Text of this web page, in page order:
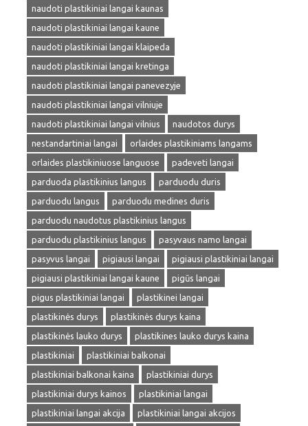
naudoti plastikiniai langai kaunas
naudoti plastikiniai langai kaune
naudoti plastikiniai langai klaipeda
naudoti plastikiniai langai kretinga
naudoti plastikiniai langai panevezyje
naudoti plastikiniai langai vilniuje
naudoti plastikiniai langai vilnius
naudotos durys
nestandartiniai langai
orlaides plastikiniams langams
orlaides plastikiniuose languose
padeveti langai
parduoda plastikinius langus
parduodu duris
parduodu langus
parduodu medines duris
parduodu naudotus plastikinius langus
parduodu plastikinius langus
pasyvaus namo langai
pasyvus langai
pigiausi langai
pigiausi plastikiniai langai
pigiausi plastikiniai langai kaune
pigūs langai
pigus plastikiniai langai
plastikinei langai
plastikinės durys
plastikinės durys kaina
plastikinės lauko durys
plastikines lauko durys kaina
plastikiniai
plastikiniai balkonai
plastikiniai balkonai kaina
plastikiniai durys
plastikiniai durys kainos
plastikiniai langai
plastikiniai langai akcija
plastikiniai langai akcijos